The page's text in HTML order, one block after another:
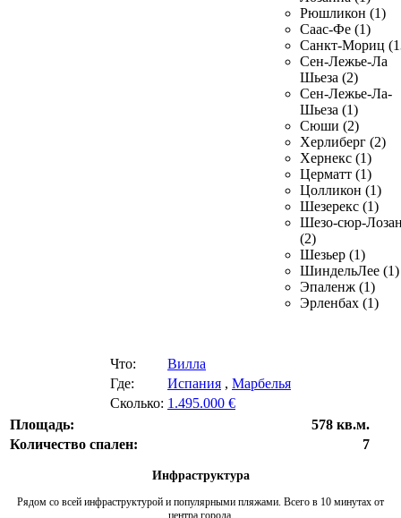
Рюшликон (1)
Саас-Фе (1)
Санкт-Мориц
Сен-Лежье-Ла
Шьеза (2)
Сен-Лежье-Ла-
Шьеза (1)
Сюши (2)
Херлиберг (2)
Хернекс (1)
Церматт (1)
Цолликон (1)
Шезерекс (1)
Шезо-сюр-
(2)
Шезьер (1)
ШиндельЛее (1)
Эпаленж (1)
Эрленбах (1)
Что:
Вилла
Где:
Испания , Марбелья
Сколько: 1.495.000 €
Площадь:
578 кв.м.
Количество спален:
7
Инфраструктура
Рядом со всей инфраструктурой и популярными пляжами. Всего в 10 минутах от
центра города.